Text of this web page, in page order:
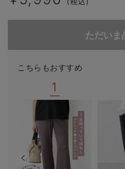
入院準備の持ち物チェック
ただいま
こちらもおすすめ
1